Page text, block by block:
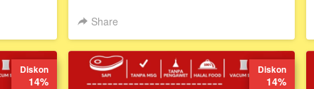
Share
Diskon
14%
Diskon
14%